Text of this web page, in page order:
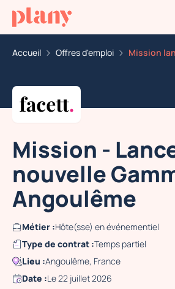
Accueil Offres d'emploi
Mission -
nouvelle
Angoulême
Métier :Hôte(sse) en événementiel
Type de contrat :Temps partiel
Lieu :Angoulême, France
Date :Le 22 juillet 2026